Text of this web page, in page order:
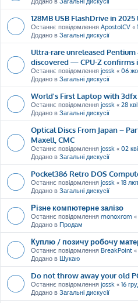
128MB USB FlashDrive in
Останнє повідомлення ApostolCV «
Додано в Загальні дискусії
Ultra-rare unreleased
discovered — CPU-Z confirms
Останнє повідомлення jossk « 06
Додано в Загальні дискусії
World's First Laptop with
Останнє повідомлення jossk « 28
Додано в Загальні дискусії
Optical Discs From Japan –
Maxell, CMC
Останнє повідомлення jossk « 02
Додано в Загальні дискусії
Pocket386 Retro DOS
Останнє повідомлення jossk « 18
Додано в Загальні дискусії
Різне компютерне залізо
Останнє повідомлення monoxrom «
Додано в Продам
Куплю / позичу робочу
Останнє повідомлення BreakPoint «
Додано в Шукаю
Do not throw away your old
Останнє повідомлення jossk « 16
Додано в Загальні дискусії